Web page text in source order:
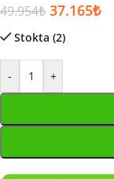
49.954₺ 37.165₺
Stokta (2)
- +